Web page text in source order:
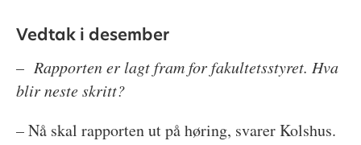
Vedtak i desember
– Rapporten er lagt fram for fakultetsstyret. Hva
blir neste skritt?
–Nå skal rapporten ut på høring, svarer Kolshus.